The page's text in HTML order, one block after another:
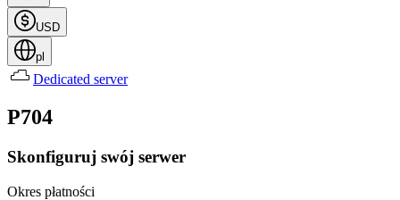
USD
pl
Dedicated server
P704
Skonfiguruj swój serwer
Okres płatności